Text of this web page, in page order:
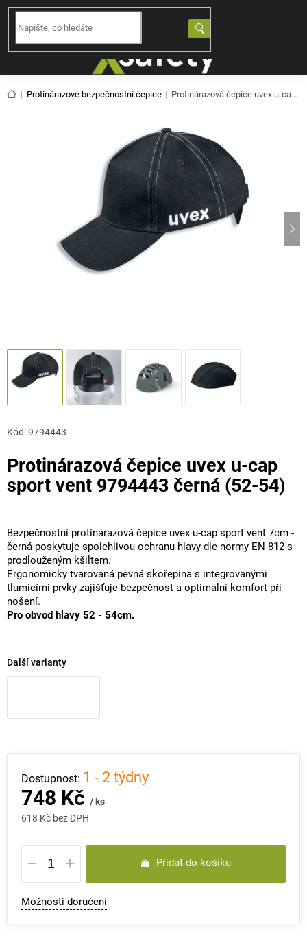
Přejít
obsah
Domů
Protinárazové bezpečnostní čepice Protinárazová čepice uvex u-cap sport vent 9794443 černá (52-54)
Protinárazová čepice uvex u-cap
sport vent 9794443 černá (52-54)
Kód:9794443
Bezpečnostní protinárazová čepice uvex u-cap sport vent 7cm -
černá poskytuje spolehlivou ochranu hlavy dle normy EN 812 s
prodlouženým kšiltem.
Ergonomicky tvarovaná pevná skořepina s integrovanými
tlumicími prvky zajišťuje bezpečnost a optimální komfort při
nošení.
Pro obvod hlavy 52 - 54cm.
Další varianty
748 Kč / ks
618 Kč bez DPH
Měrná
cena:
1 - 2 týdny
Přidat do košíku
Možnosti doručení